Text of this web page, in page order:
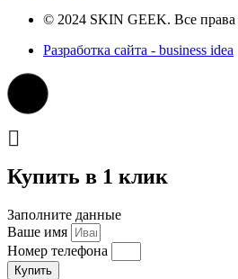
© 2024 SKIN GEEK. Все
Разработка сайта - business idea
Купить в 1 клик
Заполните данные
Ваше имя
Номер телефона
Купить